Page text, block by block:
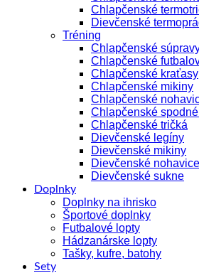
Chlapčenské
Dievčenské
Tréning
Chlapčenské
Chlapčenské
Chlapčenské kraťasy
Chlapčenské mikiny
Chlapčenské
Chlapčenské
Chlapčenské tričká
Dievčenské legíny
Dievčenské mikiny
Dievčenské nohavice
Dievčenské sukne
Doplnky
Doplnky na ihrisko
Športové doplnky
Futbalové lopty
Hádzanárske lopty
Tašky, kufre, batohy
Sety